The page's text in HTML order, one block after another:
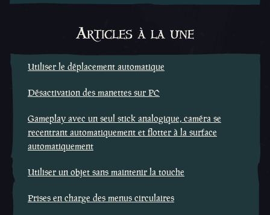
Articles à la une
Utiliser le déplacement automatique
Désactivation des manettes sur PC
Gameplay avec un seul stick analogique, caméra se
recentrant automatiquement et flotter à la surface
automatiquement
Utiliser un objet sans maintenir la touche
Prises en charge des menus circulaires